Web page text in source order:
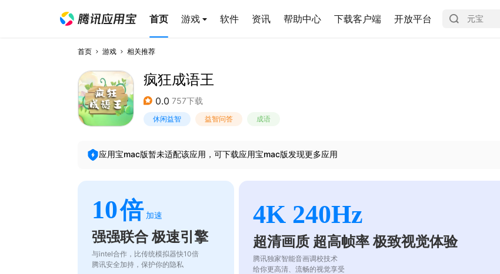
首页 游戏 软件 资讯 帮助中心 下载客户端 开放平台
首页 游戏 相关推荐
疯狂成语王
0.0 757下载
休闲益智 益智问答 成语
应用宝mac版暂未适配该应用，可下载应用宝mac版发现更多应用
10倍 加速
强强联合 极速引擎
与intel合作，比传统模拟器快10倍
腾讯安全加持，保护你的隐私
4K 240Hz
超清画质 超高帧率 极致视觉体验
腾讯独家智能音画调校技术
给你更高清、流畅的视觉享受